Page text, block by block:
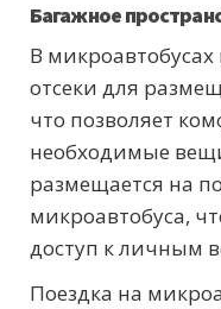
Багажное
В
отсеки для
что позволяет
необходимые
размещается на
микроавтобуса,
доступ к личным
Поездка на